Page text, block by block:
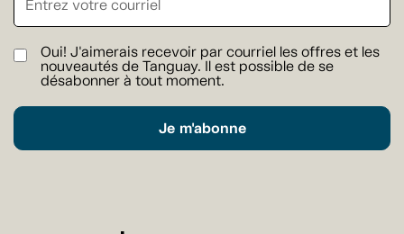
Oui! J'aimerais recevoir par courriel les offres et les
nouveautés de Tanguay. Il est possible de se
désabonner à tout moment.
Je m'abonne